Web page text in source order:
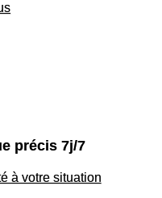
précis 7j/7
à votre situation